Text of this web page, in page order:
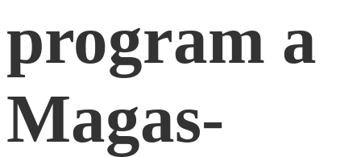
program a
Magas-